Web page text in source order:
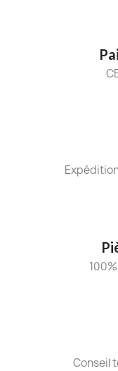
Conseil